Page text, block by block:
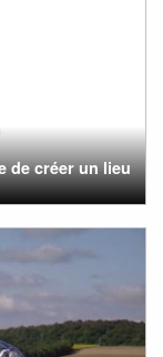
de créer un lieu